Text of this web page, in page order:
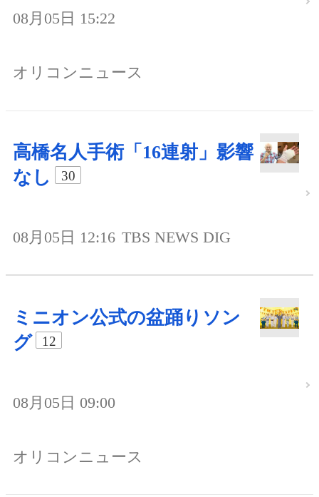
08月05日 15:22
オリコンニュース
高橋名人手術「16連射」影響
なし
30
08月05日 12:16 TBS NEWS DIG
ミニオン公式の盆踊りソン
グ
12
08月05日 09:00
オリコンニュース